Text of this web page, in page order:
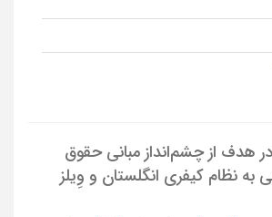
هدف از چشم‌انداز مبانی حقوق
به نظام کیفری انگلستان و وِیلز